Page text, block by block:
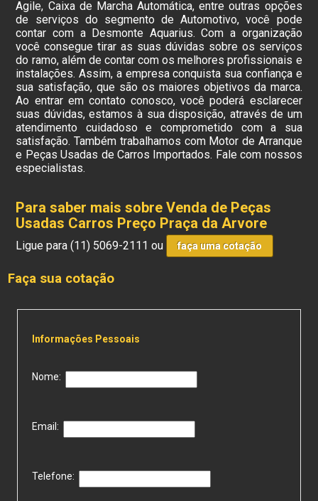
Agile, Caixa de Marcha Automática, entre outras opções
de serviços do segmento de Automotivo, você pode
contar com a Desmonte Aquarius. Com a organização
você consegue tirar as suas dúvidas sobre os serviços
do ramo, além de contar com os melhores profissionais e
instalações. Assim, a empresa conquista sua confiança e
sua satisfação, que são os maiores objetivos da marca.
Ao entrar em contato conosco, você poderá esclarecer
suas dúvidas, estamos à sua disposição, através de um
atendimento cuidadoso e comprometido com a sua
satisfação. Também trabalhamos com Motor de Arranque
e Peças Usadas de Carros Importados. Fale com nossos
especialistas.
Para saber mais sobre Venda de Peças
Usadas Carros Preço Praça da Arvore
Ligue para(11) 5069-2111 ou faça uma cotação
Faça sua cotação
Informações Pessoais
Nome:
Email:
Telefone: